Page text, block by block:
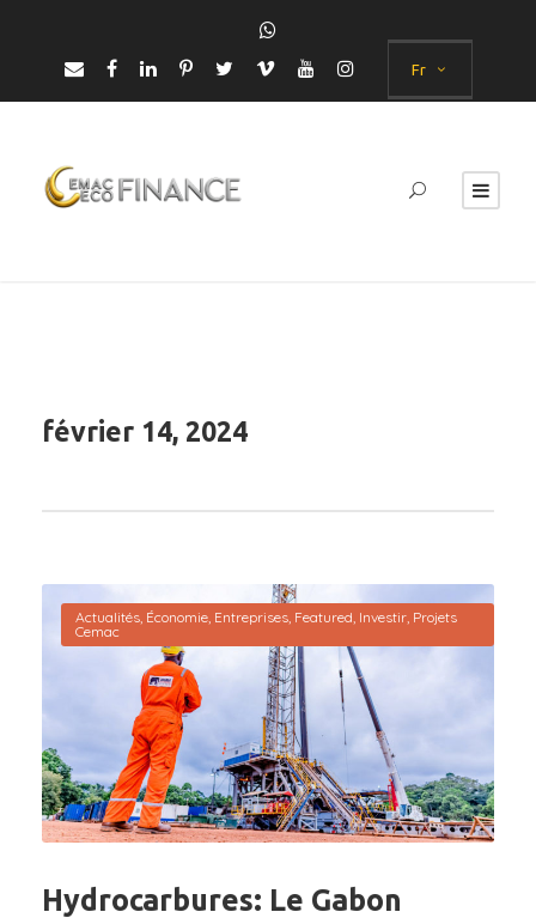
Fr
février 14, 2024
Actualités, Économie, Entreprises, Featured, Investir, Projets
Cemac
Hydrocarbures: Le Gabon